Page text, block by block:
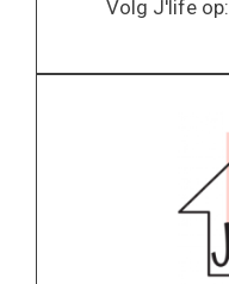
Volg J'life op: